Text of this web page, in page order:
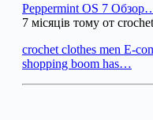
Peppermint OS 7
7 місяців тому от
crochet clothes men E-
shopping boom has…